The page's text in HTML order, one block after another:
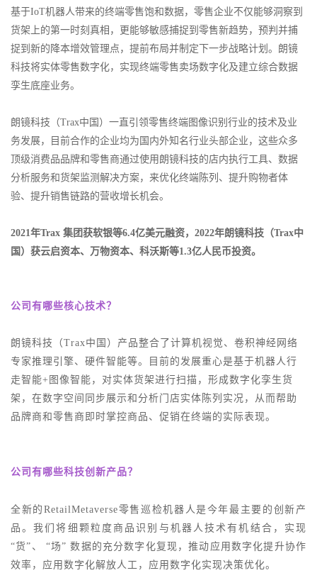
基于IoT机器人带来的终端零售饱和数据，零售企业不仅能够洞察到
货架上的第一时刻真相，更能够敏感捕捉到零售新趋势，预判并捕
捉到新的降本增效管理点，提前布局并制定下一步战略计划。朗镜
科技将实体零售数字化，实现终端零售卖场数字化及建立综合数据
孪生底座业务。
朗镜科技（Trax中国） 一直引领零售终端图像识别行业的技术及业
务发展，目前合作的企业均为国内外知名行业头部企业，这些众多
顶级消费品品牌和零售商通过使用朗镜科技的店内执行工具、数据
分析服务和货架监测解决方案，来优化终端陈列、提升购物者体
验、提升销售链路的营收增长机会。
2021年Trax 集团获软银等6.4亿美元融资，2022年朗镜科技（Trax中
国）获云启资本、万物资本、科沃斯等1.3亿人民币投资。
公司有哪些核心技术？
朗镜科技 （Trax中国） 产品整合了计算机视觉、卷积神经网络
专家推理引擎、硬件智能等。目前的发展重心是基于机器人行
走智能+图像智能，对实体货架进行扫描，形成数字化孪生货
架，在数字空间同步展示和分析门店实体陈列实况，从而帮助
品牌商和零售商即时掌控商品、促销在终端的实际表现。
公司有哪些科技创新产品？
全新的 RetailMetaverse零售巡检机器人是今年最主要的创新产
品。我们将细颗粒度商品识别与机器人技术有机结合，实现
“货”、 “场” 数据的充分数字化复现，推动应用数字化提升协作
效率，应用数字化解放人工，应用数字化实现决策优化。